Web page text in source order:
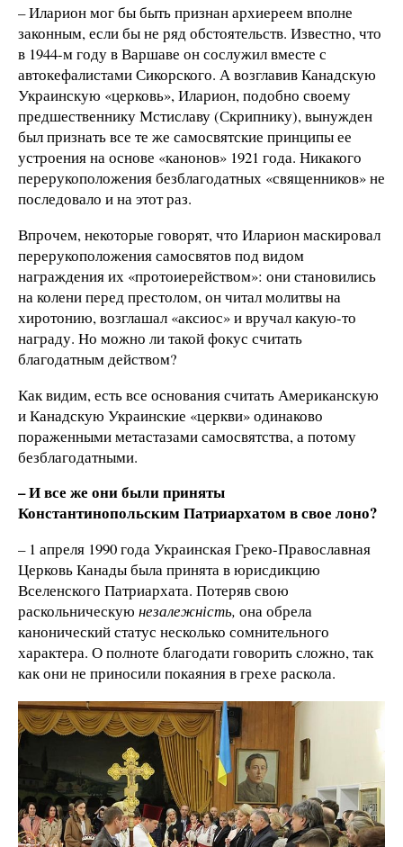
– Иларион мог бы быть признан архиереем вполне
законным, если бы не ряд обстоятельств. Известно, что
в 1944-м году в Варшаве он сослужил вместе с
автокефалистами Сикорского. А возглавив Канадскую
Украинскую «церковь», Иларион, подобно своему
предшественнику Мстиславу (Скрипнику), вынужден
был признать все те же самосвятские принципы ее
устроения на основе «канонов» 1921 года. Никакого
перерукоположения безблагодатных «священников» не
последовало и на этот раз.
Впрочем, некоторые говорят, что Иларион маскировал
перерукоположения самосвятов под видом
награждения их «протоиерейством»: они становились
на колени перед престолом, он читал молитвы на
хиротонию, возглашал «аксиос» и вручал какую-то
награду. Но можно ли такой фокус считать
благодатным действом?
Как видим, есть все основания считать Американскую
и Канадскую Украинские «церкви» одинаково
пораженными метастазами самосвятства, а потому
безблагодатными.
– И все же они были приняты
Константинопольским Патриархатом в свое лоно?
– 1 апреля 1990 года Украинская Греко-Православная
Церковь Канады была принята в юрисдикцию
Вселенского Патриархата. Потеряв свою
раскольническую незалежність, она обрела
канонический статус несколько сомнительного
характера. О полноте благодати говорить сложно, так
как они не приносили покаяния в грехе раскола.